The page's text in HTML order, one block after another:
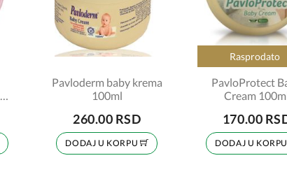
Pavloderm baby krema
100ml
260.00 RSD
DODAJ U KORPU
Rasprodato
PavloProtect
Cream
170.00
DODAJ U KORPU